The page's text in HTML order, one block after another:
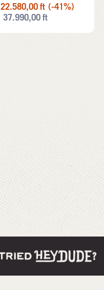
22.580,00ft (-41%)
37.990,00ft